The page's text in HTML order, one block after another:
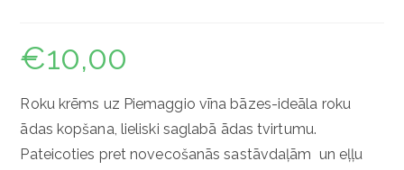
€10,00
Roku krēms uz Piemaggio vīna bāzes-ideāla roku
ādas kopšana, lieliski saglabā ādas tvirtumu.
Pateicoties pret novecošanās sastāvdaļām un eļļu